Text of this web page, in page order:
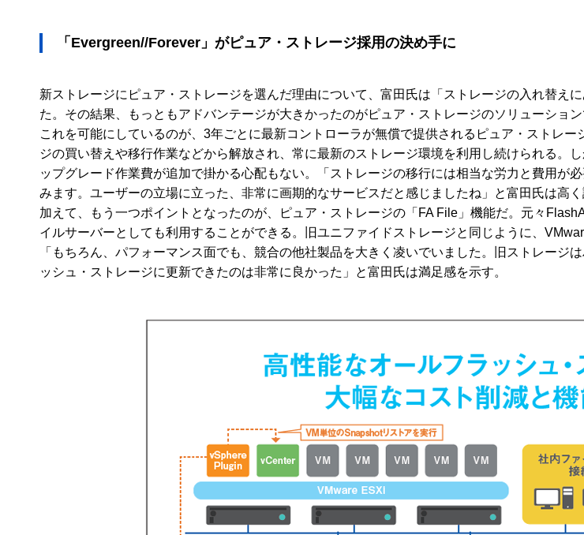
「Evergreen//Forever」がピュア・ストレージ採用の決め手に
新ストレージにピュア・ストレージを選んだ理由について、富田氏は「ストレージの入れ替え
た。その結果、もっともアドバンテージが大きかったのがピュア・ストレージのソリューショ
これを可能にしているのが、3年ごとに最新コントローラが無償で提供されるピュア・ストレ
ジの買い替えや移行作業などから解放され、常に最新のストレージ環境を利用し続けられる。
ップグレード作業費が追加で掛かる心配もない。「ストレージの移行には相当な労力と費用が
みます。ユーザーの立場に立った、非常に画期的なサービスだと感じましたね」と富田氏は高
加えて、もう一つポイントとなったのが、ピュア・ストレージの「FA File」機能だ。元々
イルサーバーとしても利用することができる。旧ユニファイドストレージと同じように、
「もちろん、パフォーマンス面でも、競合の他社製品を大きく凌いでいました。旧ストレー
ッシュ・ストレージに更新できたのは非常に良かった」と富田氏は満足感を示す。